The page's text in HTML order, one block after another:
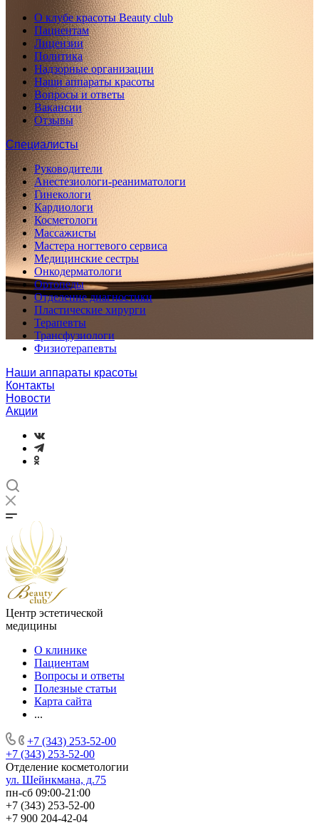
О клубе красоты Beauty club
Пациентам
Лицензии
Политика
Надзорные организации
Наши аппараты красоты
Вопросы и ответы
Вакансии
Отзывы
Специалисты
Руководители
Анестезиологи-реаниматологи
Гинекологи
Кардиологи
Косметологи
Массажисты
Мастера ногтевого сервиса
Медицинские сестры
Онкодерматологи
Ортопеды
Отделение диагностики
Пластические хирурги
Терапевты
Трансфузиологи
Физиотерапевты
Наши аппараты красоты
Контакты
Новости
Акции
Центр эстетической
медицины
О клинике
Пациентам
Вопросы и ответы
Полезные статьи
Карта сайта
...
+7 (343) 253-52-00
+7 (343) 253-52-00
Отделение косметологии
ул. Шейнкмана, д.75
пн-сб 09:00-21:00
+7 (343) 253-52-00
+7 900 204-42-04